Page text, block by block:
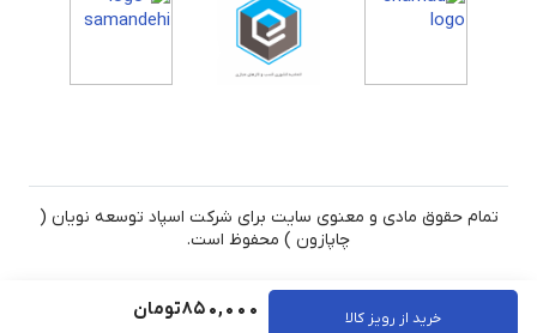
خرید از رویز کالا 850,000تومان
تمام حقوق مادی و معنوی سایت برای شرکت اسپاد توسعه نویان (
چاپازون ) محفوظ است.